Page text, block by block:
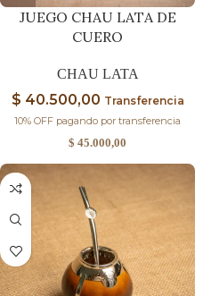
JUEGO CHAU LATA DE
CUERO
CHAU LATA
$ 40.500,00 Transferencia
10% OFF pagando por transferencia
$ 45.000,00